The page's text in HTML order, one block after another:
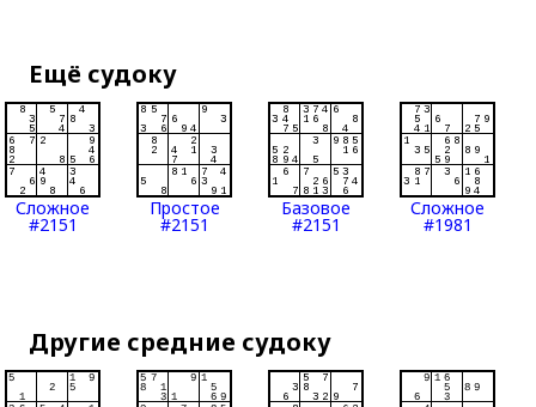
Ещё судоку
Сложное
#2151
Простое
#2151
Базовое
#2151
Сложное
#1981
Другие средние судоку